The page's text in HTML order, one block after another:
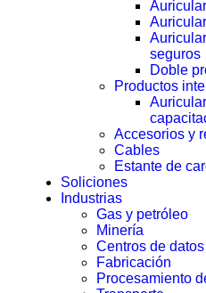
seguros
Doble
Productos
Accesorios y
Cables
Estante de
Soliciones
Industrias
Gas y petróleo
Minería
Centros de datos
Fabricación
Procesamiento